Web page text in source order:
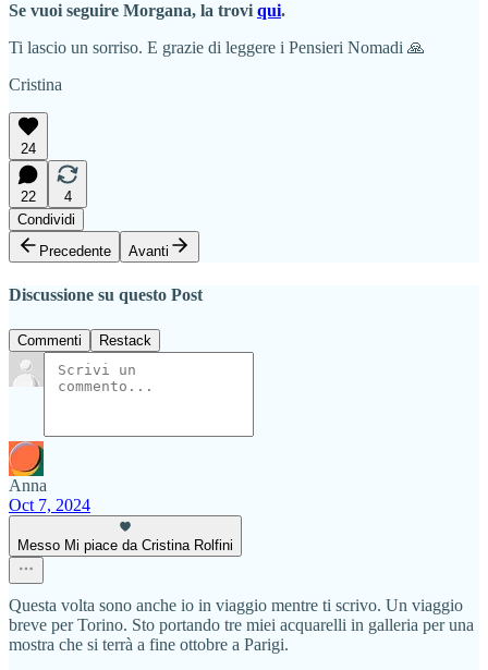
Se vuoi seguire Morgana, la trovi qui.
Ti lascio un sorriso. E grazie di leggere i Pensieri Nomadi 🙏
Cristina
24
22
4
Condividi
Precedente
Avanti
Discussione su questo Post
Commenti Restack
Anna
Oct 7, 2024
Messo Mi piace da Cristina Rolfini
Questa volta sono anche io in viaggio mentre ti scrivo. Un viaggio
breve per Torino. Sto portando tre miei acquarelli in galleria per una
mostra che si terrà a fine ottobre a Parigi.